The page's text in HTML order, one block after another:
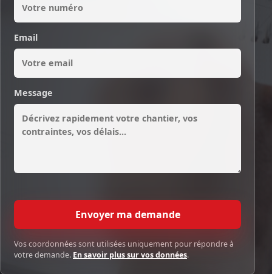
Email
Message
Envoyer ma demande
Vos coordonnées sont utilisées uniquement pour répondre à
votre demande. En savoir plus sur vos données.